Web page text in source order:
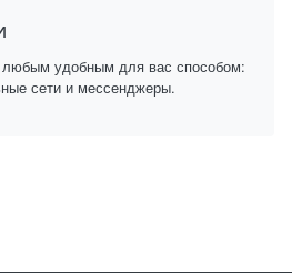
удобным для вас способом:
сети и мессенджеры.